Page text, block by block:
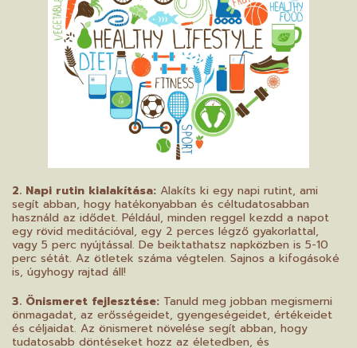
2. Napi rutin kialakítása: Alakíts ki egy napi rutint, ami
segít abban, hogy hatékonyabban és céltudatosabban
használd az idődet. Például, minden reggel kezdd a napot
egy rövid meditációval, egy 2 perces légző gyakorlattal,
vagy 5 perc nyújtással. De beiktathatsz napközben is 5-10
perc sétát. Az ötletek száma végtelen. Sajnos a kifogásoké
is, úgyhogy rajtad áll!
3. Önismeret fejlesztése: Tanuld meg jobban megismerni
önmagadat, az erősségeidet, gyengeségeidet, értékeidet
és céljaidat. Az önismeret növelése segít abban, hogy
tudatosabb döntéseket hozz az életedben, és